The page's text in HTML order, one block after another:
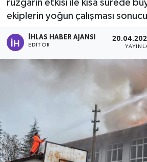
rüzgarın etkisi ile kısa sürede
ekiplerin yoğun çalışması
İHLAS HABER AJANSI
EDITÖR
AKTÜEL
EĞİTİM
TEKNOLOJİ
Son Dakika Haberleri
Haber Arşivi